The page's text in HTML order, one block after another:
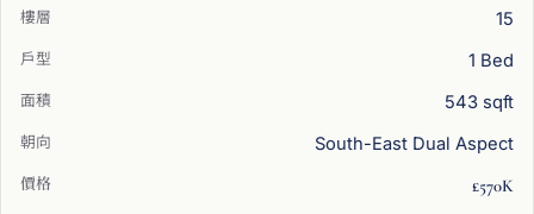
15
1 Bed
543 sqft
South-East Dual Aspect
£570K